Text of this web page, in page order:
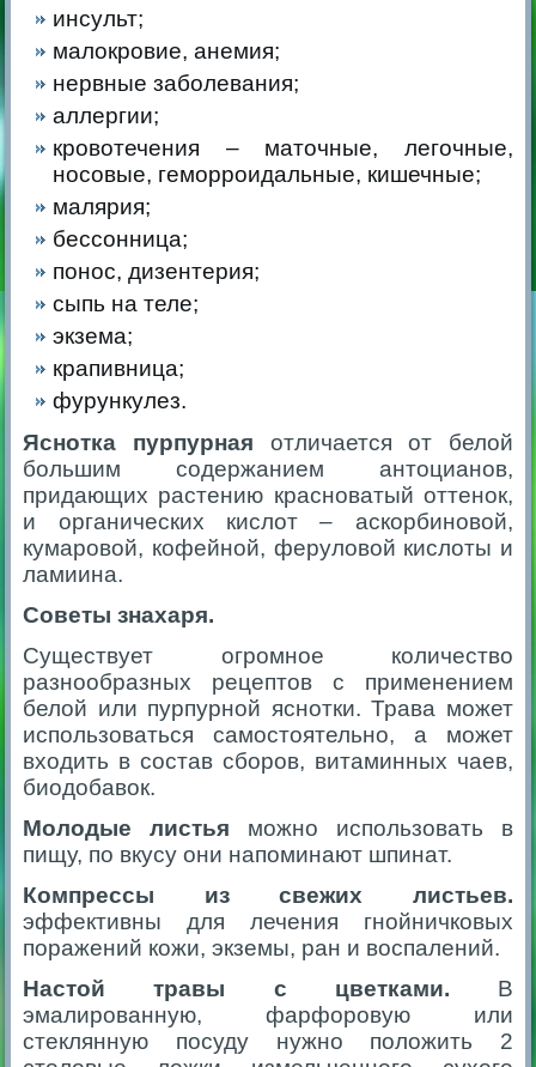
инсульт;
малокровие, анемия;
нервные заболевания;
аллергии;
кровотечения – маточные, легочные,
носовые, геморроидальные, кишечные;
малярия;
бессонница;
понос, дизентерия;
сыпь на теле;
экзема;
крапивница;
фурункулез.
Яснотка пурпурная отличается от белой
большим содержанием антоцианов,
придающих растению красноватый оттенок,
и органических кислот – аскорбиновой,
кумаровой, кофейной, феруловой кислоты и
ламиина.
Советы знахаря.
Существует огромное количество
разнообразных рецептов с применением
белой или пурпурной яснотки. Трава может
использоваться самостоятельно, а может
входить в состав сборов, витаминных чаев,
биодобавок.
Молодые листья можно использовать в
пищу, по вкусу они напоминают шпинат.
Компрессы из свежих листьев.
эффективны для лечения гнойничковых
поражений кожи, экземы, ран и воспалений.
Настой травы с цветками. В
эмалированную, фарфоровую или
стеклянную посуду нужно положить 2